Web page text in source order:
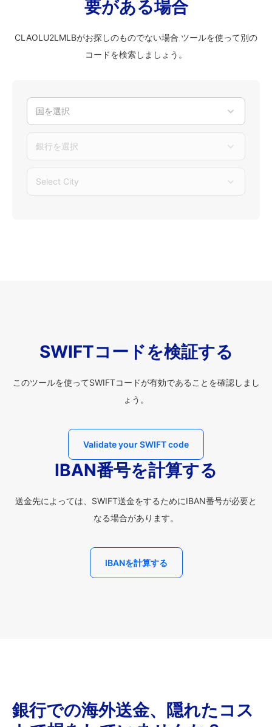
要がある場合
CLAOLU2LMLBがお探しのものでない場合 ツールを使って別の
コードを検索しましょう。
国を選択
銀行を選択
Select City
SWIFTコードを検証する
このツールを使ってSWIFTコードが有効であることを確認しまし
ょう。
Validate your SWIFT code
IBAN番号を計算する
送金先によっては、SWIFT送金をするためにIBAN番号が必要と
なる場合があります。
IBANを計算する
銀行での海外送金、隠れたコス